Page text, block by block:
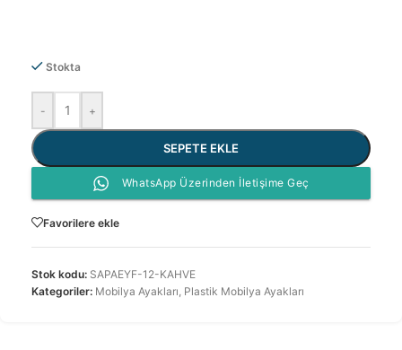
Stokta
- +
SEPETE EKLE
WhatsApp Üzerinden İletişime Geç
Favorilere ekle
Stok kodu: SAPAEYF-12-KAHVE
Kategoriler: Mobilya Ayakları, Plastik Mobilya Ayakları